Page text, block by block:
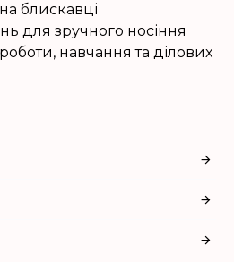
блискавці
для зручного носіння
навчання та ділових